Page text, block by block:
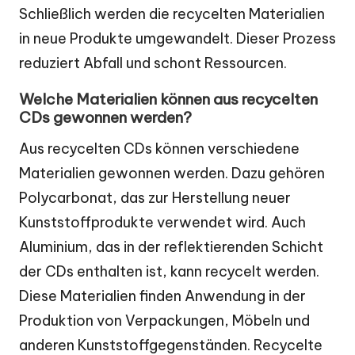
Schließlich werden die recycelten Materialien
in neue Produkte umgewandelt. Dieser Prozess
reduziert Abfall und schont Ressourcen.
Welche Materialien können aus recycelten
CDs gewonnen werden?
Aus recycelten CDs können verschiedene
Materialien gewonnen werden. Dazu gehören
Polycarbonat, das zur Herstellung neuer
Kunststoffprodukte verwendet wird. Auch
Aluminium, das in der reflektierenden Schicht
der CDs enthalten ist, kann recycelt werden.
Diese Materialien finden Anwendung in der
Produktion von Verpackungen, Möbeln und
anderen Kunststoffgegenständen. Recycelte